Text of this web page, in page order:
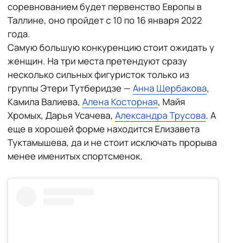
соревнованием будет первенство Европы в
Таллине, оно пройдет с 10 по 16 января 2022
года.
Самую большую конкуренцию стоит ожидать у
женщин. На три места претендуют сразу
несколько сильных фигуристок только из
группы Этери Тутберидзе — Анна Щербакова,
Камила Валиева, Алена Косторная, Майя
Хромых, Дарья Усачева, Александра Трусова. А
еще в хорошей форме находится Елизавета
Туктамышева, да и не стоит исключать прорыва
менее именитых спортсменок.